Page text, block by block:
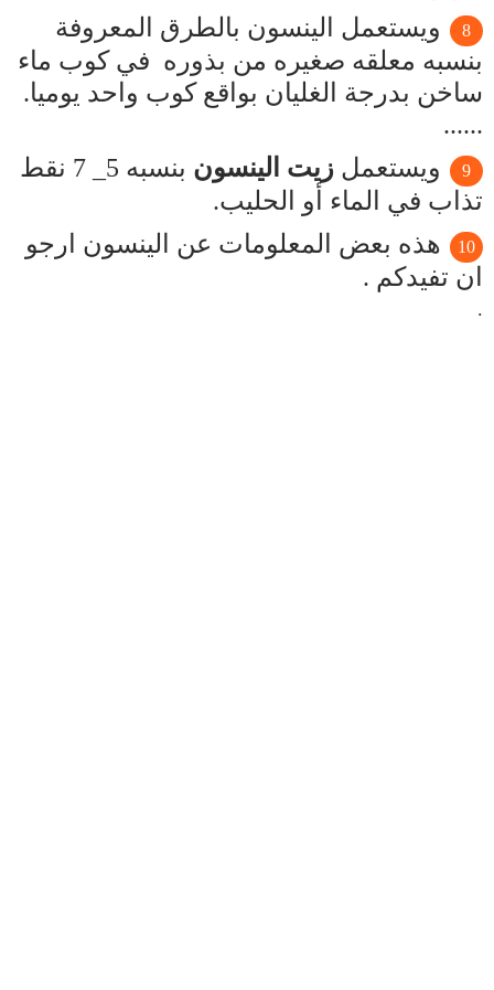
ويستعمل الينسون بالطرق المعروفة
بنسبه معلقه صغيره من بذوره في كوب ماء
ساخن بدرجة الغليان بواقع كوب واحد يوميا.
......
ويستعمل زيت الينسون
بنسبه 5_ 7 نقط
تذاب في الماء أو الحليب.
هذه بعض المعلومات عن الينسون ارجو
ان تفيدكم .
.